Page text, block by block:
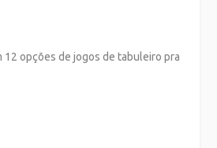
12 opções de jogos de tabuleiro pra